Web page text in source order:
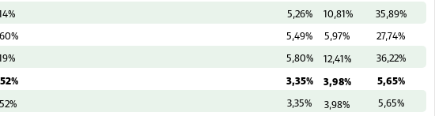
5,26%
5,49%
5,80%
3,35%
3,35%
10,81%
5,97%
12,41%
3,98%
3,98%
35,89%
27,74%
36,22%
5,65%
5,65%